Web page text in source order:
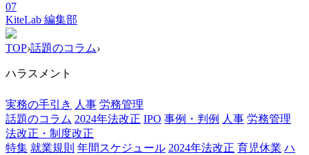
07
KiteLab 編集部
TOP›話題のコラム›
ハラスメント
実務の手引き 人事 労務管理
話題のコラム 2024年法改正 IPO 事例・判例 人事 労務管理
法改正・制度改正
特集 就業規則 年間スケジュール 2024年法改正 育児休業 ハ